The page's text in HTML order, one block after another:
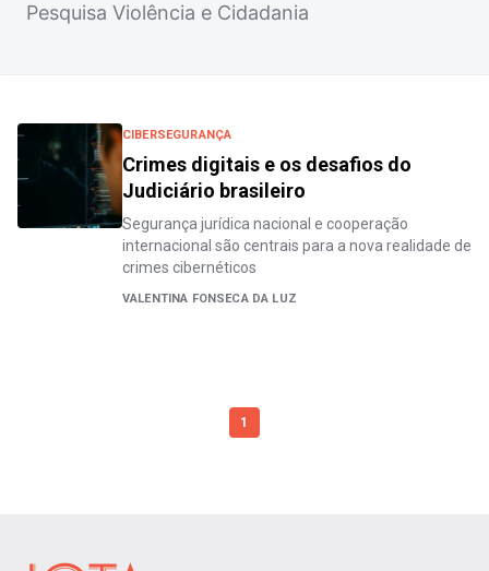
Pesquisa Violência e Cidadania
CIBERSEGURANÇA
Crimes digitais e os desafios do
Judiciário brasileiro
Segurança jurídica nacional e cooperação
internacional são centrais para a nova realidade de
crimes cibernéticos
VALENTINA FONSECA DA LUZ
1